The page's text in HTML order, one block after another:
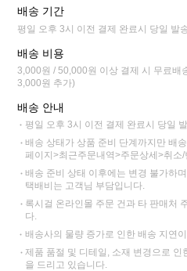
배송 기간
평일 오후 3시 이전 결제 완료시 당일 발
배송 비용
3,000원 / 50,000원 이상 결제 시 무료배
3,000원 추가)
배송 안내
평일 오후 3시 이전 결제 완료시 당일
배송 상태가 상품 준비 단계까지만 배
페이지>최근주문내역>주문상세>취소
배송 준비 상태 이후에는 변경 불가하
택배비는 고객님 부담입니다.
록시걸 온라인몰 주문 건과 타 판매처
다.
배송사의 물량 증가로 인한 배송 지연
제품 품절 및 디테일, 소재 변경으로
을 드리고 있습니다.